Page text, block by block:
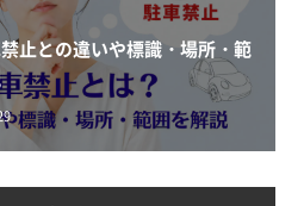
止との違いや標識・場所・範